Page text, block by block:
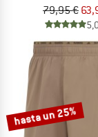
79,95 €
5,0
hasta un 25%